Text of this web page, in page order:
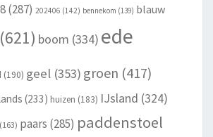
(287) 202406 (142) bennekom (139) blauw
(621) boom (334) ede
(190) geel (353) groen (417)
(233) huizen (183) IJsland (324)
(163) paars (285) paddenstoel